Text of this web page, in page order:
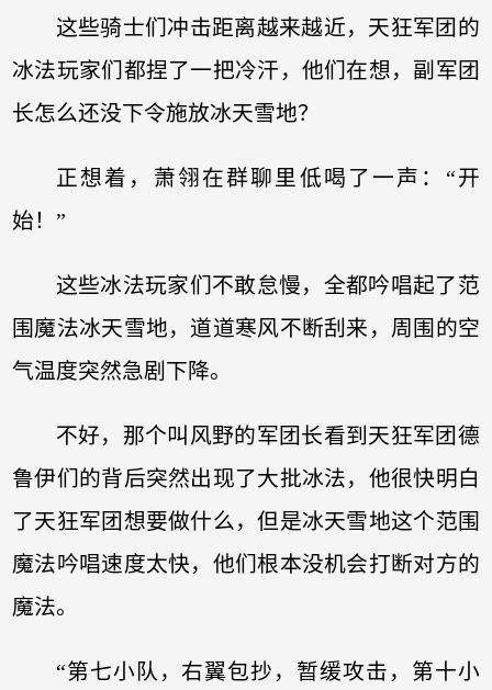
这些骑士们冲击距离越来越近，天狂军团的
冰法玩家们都捏了一把冷汗，他们在想，副军团
长怎么还没下令施放冰天雪地？
正想着，萧翎在群聊里低喝了一声：“开
始！”
这些冰法玩家们不敢怠慢，全都吟唱起了范
围魔法冰天雪地，道道寒风不断刮来，周围的空
气温度突然急剧下降。
不好，那个叫风野的军团长看到天狂军团德
鲁伊们的背后突然出现了大批冰法，他很快明白
了天狂军团想要做什么，但是冰天雪地这个范围
魔法吟唱速度太快，他们根本没机会打断对方的
魔法。
“第七小队，右翼包抄，暂缓攻击，第十小